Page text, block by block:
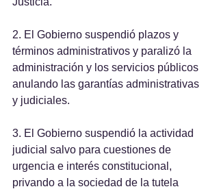
2. El Gobierno suspendió plazos y
términos administrativos y paralizó la
administración y los servicios públicos
anulando las garantías administrativas
y judiciales.
3. El Gobierno suspendió la actividad
judicial salvo para cuestiones de
urgencia e interés constitucional,
privando a la sociedad de la tutela